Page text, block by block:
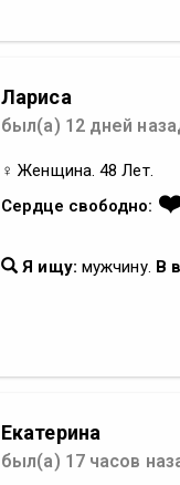
Лариса
был(а) 12 дней
♀ Женщина. 48 Лет.
Сердце свободно:
Я ищу: мужчину. В
Екатерина
был(а) 17 часов